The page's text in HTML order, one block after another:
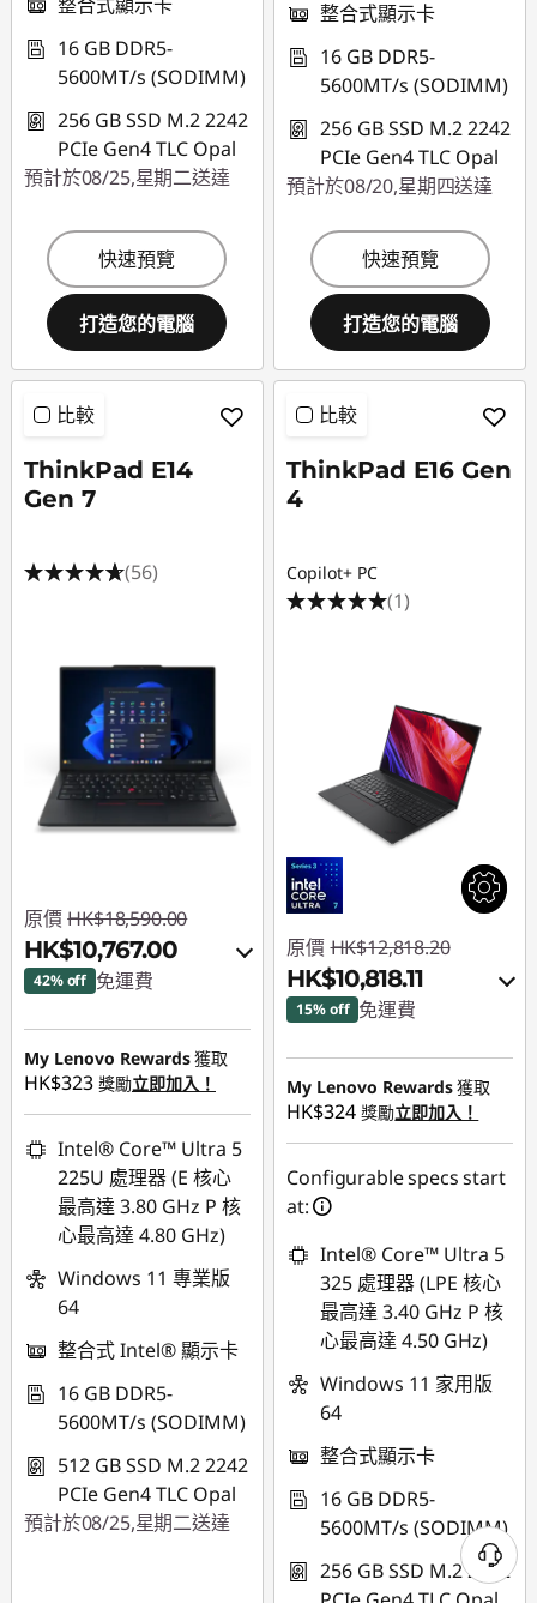
16 GB DDR5-
5600MT/s (SODIMM)
256 GB SSD M.2 2242
PCIe Gen4 TLC Opal
預計於08/25,星期二送達
快速預覽
打造您的電腦
整合式顯示卡
16 GB DDR5-
5600MT/s (SODIMM)
256 GB SSD M.2 2242
PCIe Gen4 TLC Opal
預計於08/20,星期四送達
快速預覽
打造您的電腦
比較
ThinkPad E14
Gen 7
(56)
原價 HK$18,590.00
HK$10,767.00
42% off 免運費
即省 :-HK$6,663.00
或者
eCoupon Savings :-
HK$7,823.00
*Savings cannot be
combined
使用優惠券 :
THINKAUG
My Lenovo Rewards獲取
HK$323 獎勵立即加入！
Intel® Core™ Ultra 5
225U 處理器 (E 核心
最高達 3.80 GHz P 核
心最高達 4.80 GHz)
Windows 11 專業版
64
整合式 Intel® 顯示卡
16 GB DDR5-
5600MT/s (SODIMM)
512 GB SSD M.2 2242
PCIe Gen4 TLC Opal
預計於08/25,星期二送達
比較
ThinkPad E16 Gen
4
Copilot+ PC
(1)
原價 HK$12,818.20
HK$10,818.11
15% off 免運費
即省 :-HK$1,209.38
或者
eCoupon Savings :-
HK$2,000.09
*Savings cannot be
combined
使用優惠券 :
THINKAUG
My Lenovo Rewards獲取
HK$324 獎勵立即加入！
Configurable specs start
at:
Intel® Core™ Ultra 5
325 處理器 (LPE 核心
最高達 3.40 GHz P 核
心最高達 4.50 GHz)
Windows 11 家用版
64
整合式顯示卡
16 GB DDR5-
5600MT/s (SODIMM)
256 GB SSD M.2 2242